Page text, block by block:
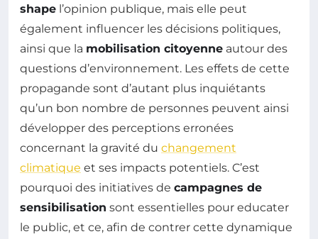
shape l’opinion publique, mais elle peut
également influencer les décisions politiques,
ainsi que la mobilisation citoyenne autour des
questions d’environnement. Les effets de cette
propagande sont d’autant plus inquiétants
qu’un bon nombre de personnes peuvent ainsi
développer des perceptions erronées
concernant la gravité du changement
climatique et ses impacts potentiels. C’est
pourquoi des initiatives de campagnes de
sensibilisation sont essentielles pour educater
le public, et ce, afin de contrer cette dynamique